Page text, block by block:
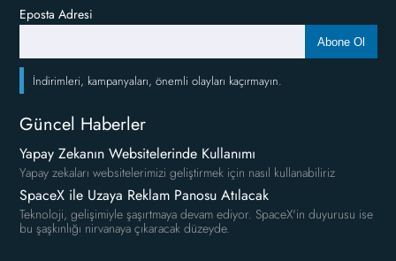
Eposta Adresi
Abone Ol
İndirimleri, kampanyaları, önemli olayları kaçırmayın.
Güncel Haberler
Yapay Zekanın Websitelerinde Kullanımı
Yapay zekaları websitelerimizi geliştirmek için nasıl kullanabiliriz
SpaceX ile Uzaya Reklam Panosu Atılacak
Teknoloji, gelişimiyle şaşırtmaya devam ediyor. SpaceX'in duyurusu ise
bu şaşkınlığı nirvanaya çıkaracak düzeyde.